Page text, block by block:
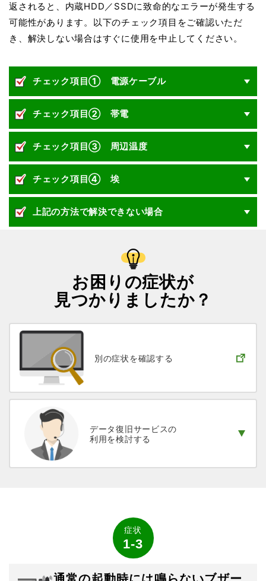
返されると、内蔵HDD／SSDに致命的なエラーが発生する
可能性があります。以下のチェック項目をご確認いただ
き、解決しない場合はすぐに使用を中止してください。
チェック項目① 電源ケーブル
チェック項目② 帯電
チェック項目③ 周辺温度
チェック項目④ 埃
上記の方法で解決できない場合
お困りの症状が
見つかりましたか？
別の症状を確認する
データ復旧サービスの
利用を検討する
症状
1-3